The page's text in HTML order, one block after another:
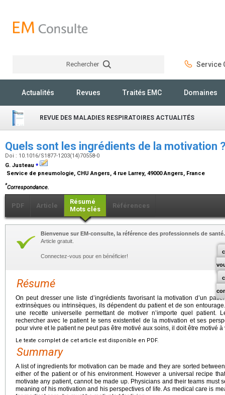
Rechercher Service
Actualités Revues Traités EMC Domaines
REVUE DES MALADIES RESPIRATOIRES ACTUALITÉS
Quels sont les ingrédients de la motivation
Doi : 10.1016/S1877-1203(14)70558-0
G. Justeau ⁎
Service de pneumologie, CHU Angers, 4 rue Larrey, 49000 Angers, France
*Correspondance.
PDF Article
Résumé
Mots clés
Références
Bienvenue sur EM-consulte, la référence des professionnels de santé.
Article gratuit.
Connectez-vous pour en bénéficier!
Résumé
On peut dresser une liste d’ingrédients favorisant la motivation d’un
extrinsèques ou intrinsèques, ils dépendent du patient et de son
une recette universelle permettant de motiver n’importe quel patient.
rechercher avec le patient le sens existentiel de la motivation et ses
pour vivre et le patient ne peut pas être motivé aux soins, il doit être motivé à
Le texte complet de cet article est disponible en PDF.
Summary
A list of ingredients for motivation can be made and they are sorted
either of the patient or of his environment. However a universal recipe
motivate any patient, cannot be made up. Physicians and their teams must
meaning of his motivation and his perspectives of life. As medical care is